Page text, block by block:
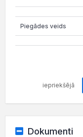
iepriekšējā
Dokumenti